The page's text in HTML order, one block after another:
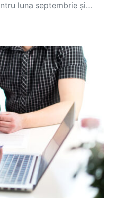
luna septembrie și…